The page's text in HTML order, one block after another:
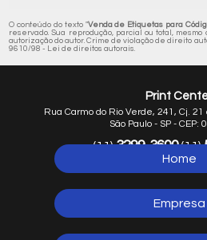
O conteúdo do texto "Venda de Etiquetas para
reservado. Sua reprodução, parcial ou total,
autorização do autor. Crime de violação de direito
9610/98 - Lei de direitos autorais
Print
Rua Carmo do Rio Verde, 241, Cj.
São Paulo - SP - CEP:
(11)3299-3600(11)
5641-
Home
Empresa